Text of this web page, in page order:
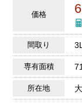
価格
間取り
専有面積
所在地